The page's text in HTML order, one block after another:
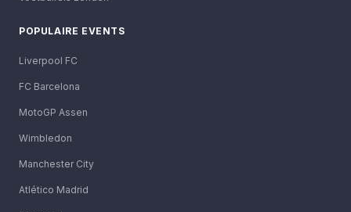
POPULAIRE EVENTS
Liverpool FC
FC Barcelona
MotoGP Assen
Wimbledon
Manchester City
Atlético Madrid